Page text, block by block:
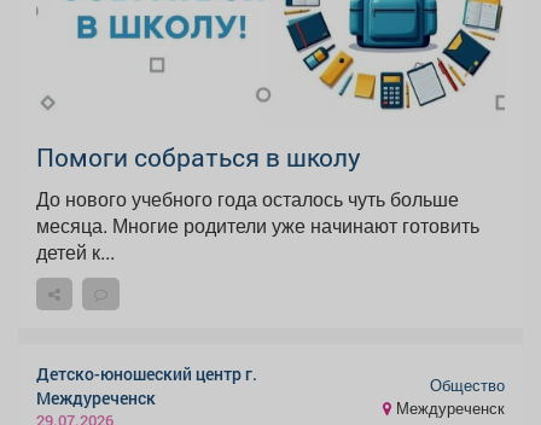
Помоги собраться в школу
До нового учебного года осталось чуть больше
месяца. Многие родители уже начинают готовить
детей к...
Детско-юношеский центр г.
Междуреченск
29.07.2026
Общество
Междуреченск